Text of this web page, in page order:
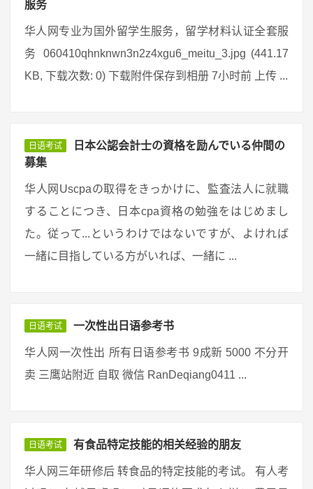
服务
华人网专业为国外留学生服务，留学材料认证全套服
务 060410qhnknwn3n2z4xgu6_meitu_3.jpg (441.17
KB, 下载次数: 0) 下载附件保存到相册 7小时前 上传 ...
日语考试
日本公認会計士の資格を励んでいる仲間の
募集
华人网Uscpaの取得をきっかけに、監査法人に就職
することにつき、日本cpa資格の勉強をはじめまし
た。従って...というわけではないですが、よければ
一緒に目指している方がいれば、一緒に ...
日语考试 一次性出日语参考书
华人网一次性出 所有日语参考书 9成新 5000 不分开
卖 三鹰站附近 自取 微信 RanDeqiang0411 ...
日语考试 有食品特定技能的相关经验的朋友
华人网三年研修后 转食品的特定技能的考试。 有人考